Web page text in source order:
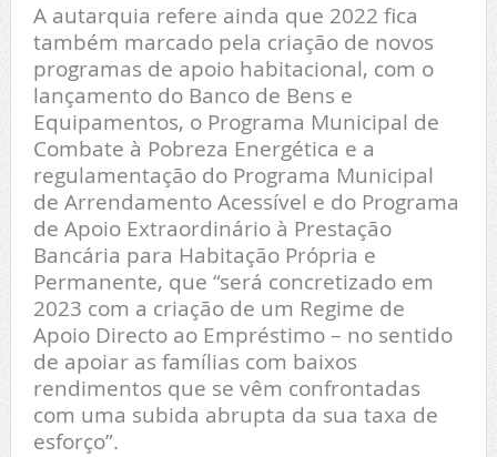
A autarquia refere ainda que 2022 fica
também marcado pela criação de novos
programas de apoio habitacional, com o
lançamento do Banco de Bens e
Equipamentos, o Programa Municipal de
Combate à Pobreza Energética e a
regulamentação do Programa Municipal
de Arrendamento Acessível e do Programa
de Apoio Extraordinário à Prestação
Bancária para Habitação Própria e
Permanente, que “será concretizado em
2023 com a criação de um Regime de
Apoio Directo ao Empréstimo – no sentido
de apoiar as famílias com baixos
rendimentos que se vêm confrontadas
com uma subida abrupta da sua taxa de
esforço”.